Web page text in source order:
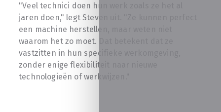
"Veel technici doen hun werk zoals ze het al
jaren doen," legt Steven uit. "Ze kunnen perfect
een machine herstellen, maar weten niet
waarom het zo moet. Dat betekent dat ze
vastzitten in hun specifieke werkomgeving,
zonder enige flexibiliteit naar nieuwe
technologieën of werkwijzen."